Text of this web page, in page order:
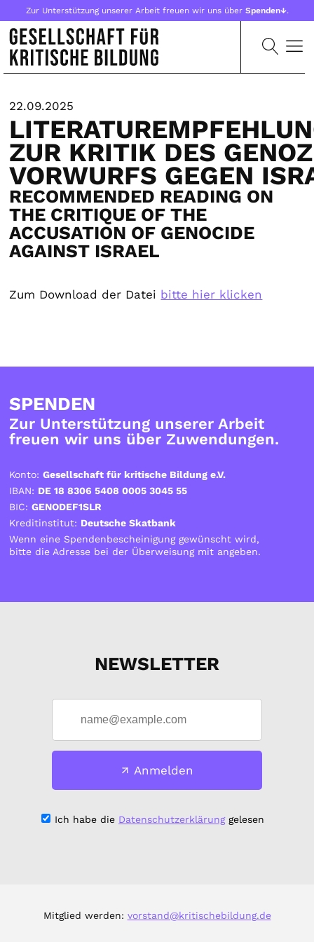
Zur Unterstützung unserer Arbeit freuen wir uns über Spenden↓.
22.09.2025
ZUR KRITIK DES
VORWURFS GEGEN
RECOMMENDED READING ON
THE CRITIQUE OF THE
ACCUSATION OF GENOCIDE
AGAINST ISRAEL
Zum Download der Datei bitte hier klicken
SPENDEN
Zur Unterstützung unserer Arbeit
freuen wir uns über Zuwendungen.
Konto:Gesellschaft für kritische Bildung e.V.
IBAN: DE 18 8306 5408 0005 3045 55
BIC:GENODEF1SLR
Kreditinstitut: Deutsche Skatbank
Wenn eine Spendenbescheinigung gewünscht wird,
bitte die Adresse bei der Überweisung mit angeben.
NEWSLETTER
Anmelden
Ich habe die Datenschutzerklärunggelesen
Mitglied werden: vorstand@kritischebildung.de